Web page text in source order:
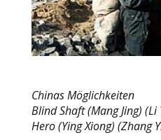
Chinas Möglichkeiten
Blind Shaft (Mang Jing)
Hero (Ying Xiong) (Zhang